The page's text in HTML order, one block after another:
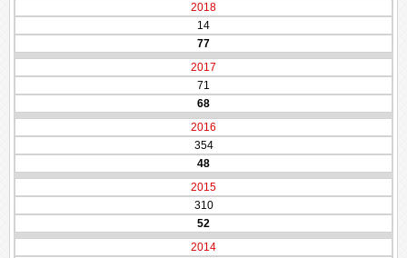
2018
14
77
2017
71
68
2016
354
48
2015
310
52
2014